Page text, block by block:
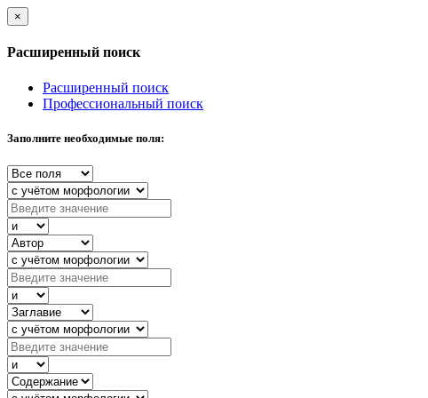
×
Расширенный поиск
Расширенный поиск
Профессиональный поиск
Заполните необходимые поля: